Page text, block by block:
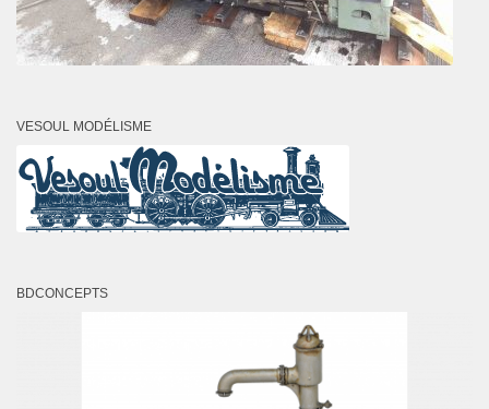
VESOUL MODÉLISME
BDCONCEPTS